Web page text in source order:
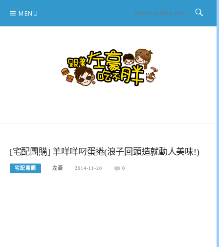
content
MENU
[宅配團購] 羊咩咩叼蛋捲(浪子回頭造就動人美味!)
宅配團購 左豪 2014-11-20 0